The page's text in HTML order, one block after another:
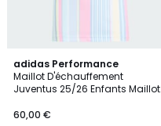
adidas Performance
Maillot D'échauffement
Juventus 25/26 Enfants Maillot
25/26 Enfants
60,00 €